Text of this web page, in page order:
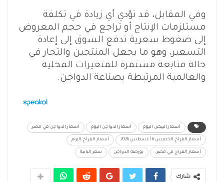
وفي المقابل، قد تؤدي أي زيادة في تكلفة
مستلزمات الإنتاج أو تراجع في حجم المعروض
إلى ضغوط سعرية تدفع السوق إلى إعادة
التسعير، وهو ما يجعل المنتجين والتجار في
حالة متابعة مستمرة للمتغيرات المحلية
والعالمية المرتبطة بصناعة الدواجن.
أسعار البيض اليوم أسعار الدواجن اليوم أسعار الدواجن في مصر
أسعار الفراخ الخميس 6 أغسطس 2026 أسعار الفراخ اليوم
أسعار الفراخ في مصر. بورصة الدواجن سعر البانيه
شارك